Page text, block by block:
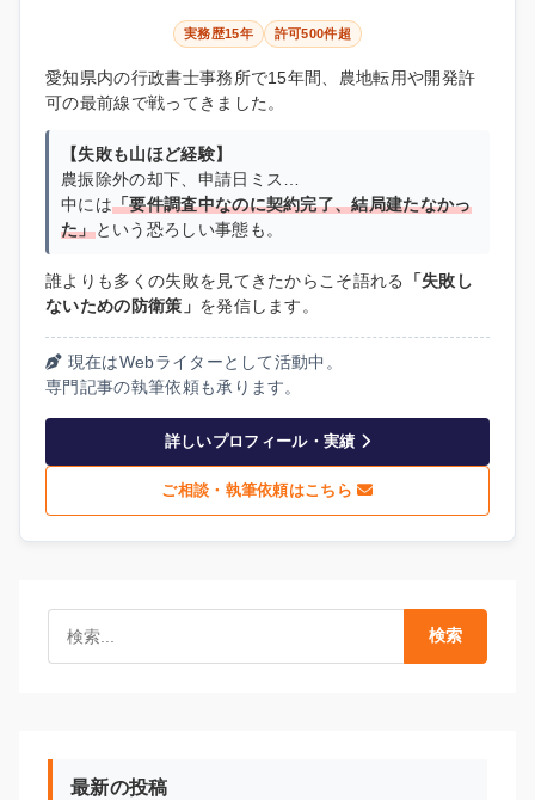
実務歴15年 許可500件超
愛知県内の行政書士事務所で15年間、農地転用や開発許
可の最前線で戦ってきました。
【失敗も山ほど経験】
農振除外の却下、申請日ミス…
中には「要件調査中なのに契約完了、結局建たなかっ
た」という恐ろしい事態も。
誰よりも多くの失敗を見てきたからこそ語れる
「失敗し
ないための防衛策」 を発信します。
現在はWebライターとして活動中。
専門記事の執筆依頼も承ります。
詳しいプロフィール・実績
ご相談・執筆依頼はこちら
検索
最新の投稿